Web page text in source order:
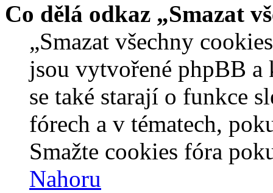
Co dělá odkaz „Smazat
„Smazat všechny
jsou vytvořené phpBB a
se také starají o funkce
fórech a v tématech,
Smažte cookies fóra
Nahoru